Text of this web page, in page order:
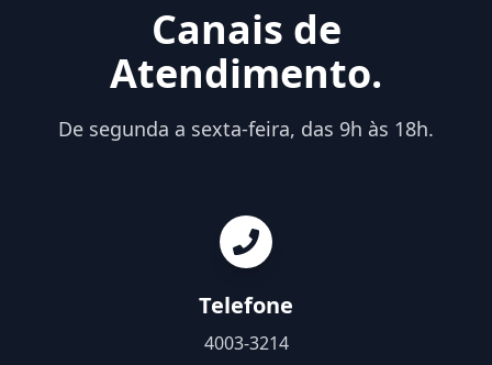
Canais de
Atendimento.
De segunda a sexta-feira, das 9h às 18h.
Telefone
4003-3214